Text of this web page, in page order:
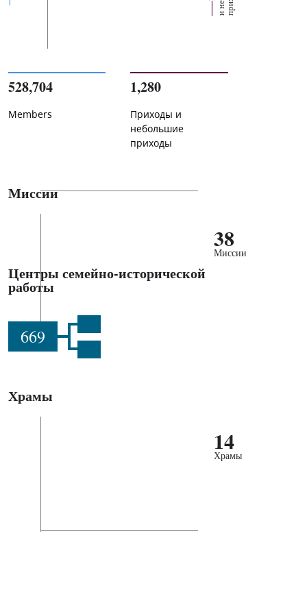
528,704
Members
1,280
Приходы и
небольшие
приходы
Миссии
38
Миссии
Центры семейно-исторической
работы
669
Храмы
14
Храмы